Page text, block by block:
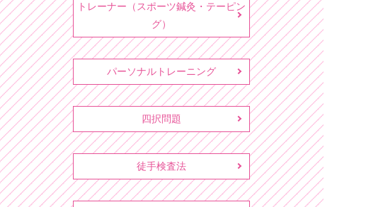
トレーナー（スポーツ鍼灸・テーピン
グ）
パーソナルトレーニング
四択問題
徒手検査法